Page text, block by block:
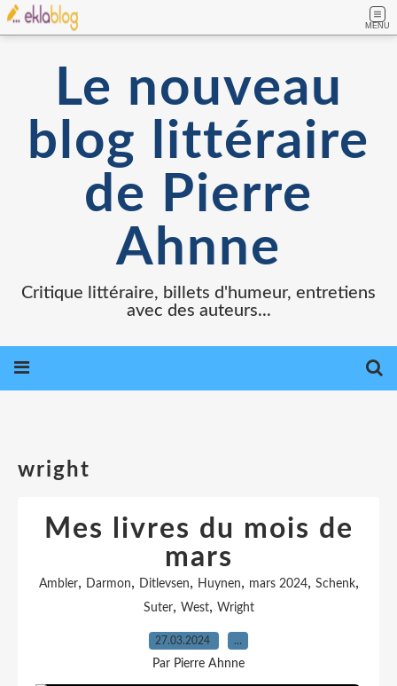
MENU
Le nouveau
blog littéraire
de Pierre
Ahnne
Critique littéraire, billets d'humeur, entretiens
avec des auteurs...
wright
Mes livres du mois de
mars
Ambler, Darmon, Ditlevsen, Huynen, mars 2024, Schenk,
Suter, West, Wright
27.03.2024 …
Par Pierre Ahnne